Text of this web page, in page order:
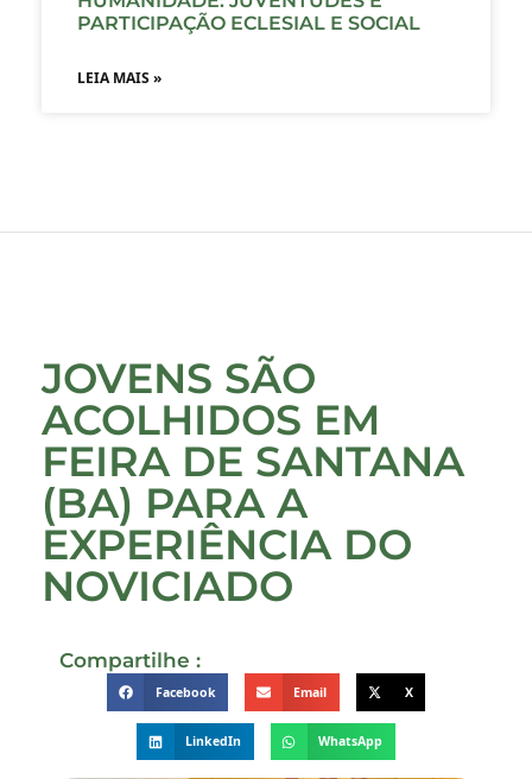
PARTICIPAÇÃO ECLESIAL E SOCIAL
LEIA MAIS »
JOVENS SÃO
ACOLHIDOS EM
FEIRA DE SANTANA
(BA) PARA A
EXPERIÊNCIA DO
NOVICIADO
Compartilhe :
Facebook Email X
LinkedIn WhatsApp